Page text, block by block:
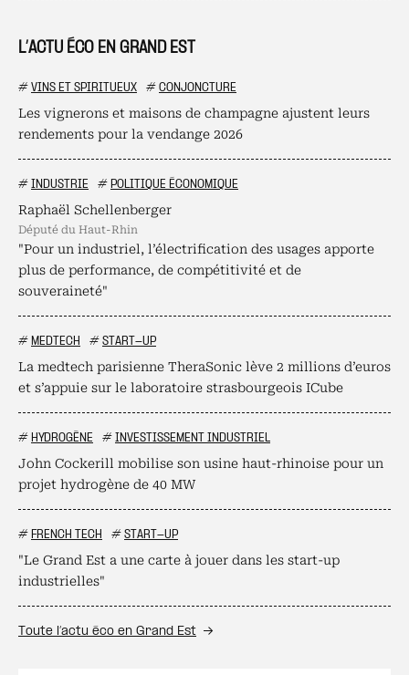
L’ACTU ÉCO EN GRAND EST
# VINS ET SPIRITUEUX # CONJONCTURE
Les vignerons et maisons de champagne ajustent leurs
rendements pour la vendange 2026
# INDUSTRIE # POLITIQUE ÉCONOMIQUE
Raphaël Schellenberger
député du Haut-Rhin
"Pour un industriel, l’électrification des usages apporte
plus de performance, de compétitivité et de
souveraineté"
# MEDTECH # START-UP
La medtech parisienne TheraSonic lève 2 millions d’euros
et s’appuie sur le laboratoire strasbourgeois ICube
# HYDROGÈNE # INVESTISSEMENT INDUSTRIEL
John Cockerill mobilise son usine haut-rhinoise pour un
projet hydrogène de 40 MW
# FRENCH TECH # START-UP
"Le Grand Est a une carte à jouer dans les start-up
industrielles"
Toute l’actu éco en Grand Est